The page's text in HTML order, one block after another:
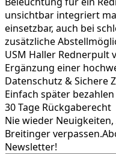
unsichtbar integriert
einsetzbar, auch bei
zusätzliche
USM Haller Rednerpult
Ergänzung einer
Datenschutz & Sichere
Einfach später bezahlen
30 Tage Rückgaberecht
Nie wieder
Breitinger verpassen.
Newsletter!